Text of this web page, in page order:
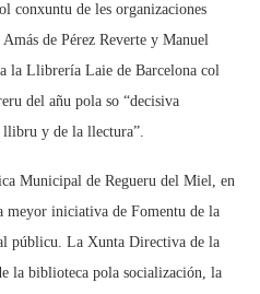
conxuntu de les organizaciones
de Pérez Reverte y Manuel
la Llibrería Laie de Barcelona col
del añu pola so “decisiva
y de la llectura”.
Municipal de Regueru del Miel, en
meyor iniciativa de Fomentu de la
públicu. La Xunta Directiva de la
la biblioteca pola socialización, la